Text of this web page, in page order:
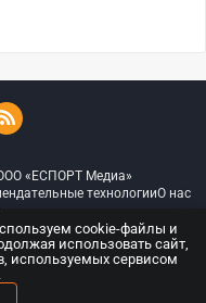
«ЕСПОРТ Медиа»
технологииО нас
права защищены
cookie-файлы и
использовать сайт,
используемых сервисом